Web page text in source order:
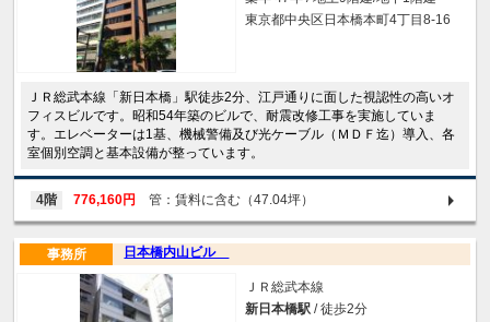
東京都中央区日本橋本町4丁目8-16
ＪＲ総武本線「新日本橋」駅徒歩2分、江戸通りに面した視認性の高いオ
フィスビルです。昭和54年築のビルで、耐震改修工事を実施していま
す。エレベーターは1基、機械警備及び光ケーブル（ＭＤＦ迄）導入、各
室個別空調と基本設備が整っています。
4階 776,160円 管：賃料に含む（47.04坪）
日本橋内山ビル
事務所
ＪＲ総武本線
新日本橋駅 / 徒歩2分